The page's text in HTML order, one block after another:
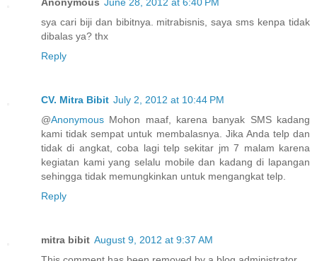
sya cari biji dan bibitnya. mitrabisnis, saya sms kenpa tidak
dibalas ya? thx
Reply
CV. Mitra Bibit July 2, 2012 at 10:44 PM
@Anonymous Mohon maaf, karena banyak SMS kadang
kami tidak sempat untuk membalasnya. Jika Anda telp dan
tidak di angkat, coba lagi telp sekitar jm 7 malam karena
kegiatan kami yang selalu mobile dan kadang di lapangan
sehingga tidak memungkinkan untuk mengangkat telp.
Reply
mitra bibit August 9, 2012 at 9:37 AM